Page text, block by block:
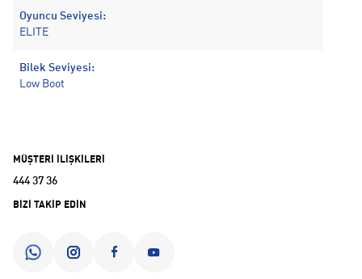
Oyuncu Seviyesi:
ELITE
Bilek Seviyesi:
Low Boot
MÜŞTERİ İLİŞKİLERİ
444 37 36
BİZİ TAKİP EDİN